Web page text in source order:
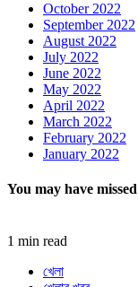
October 2022
September 2022
August 2022
July 2022
June 2022
May 2022
April 2022
March 2022
February 2022
January 2022
You may have missed
1 min read
খেলা